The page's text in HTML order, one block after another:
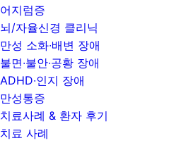
어지럼증
뇌/자율신경 클리닉
만성 소화∙배변 장애
불면∙불안∙공황 장애
ADHD∙인지 장애
만성통증
치료사례 & 환자 후기
치료 사례